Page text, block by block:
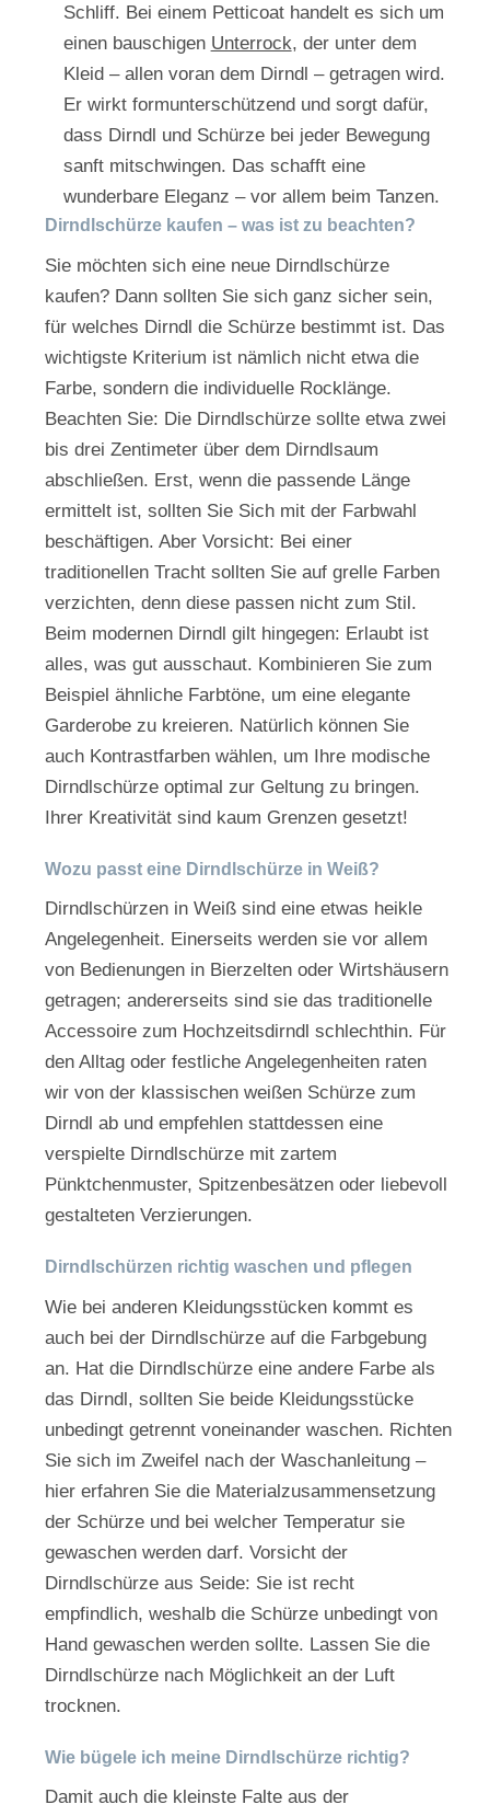
Schliff. Bei einem Petticoat handelt es sich um
einen bauschigen Unterrock, der unter dem
Kleid – allen voran dem Dirndl – getragen wird.
Er wirkt formunterschützend und sorgt dafür,
dass Dirndl und Schürze bei jeder Bewegung
sanft mitschwingen. Das schafft eine
wunderbare Eleganz – vor allem beim Tanzen.
Dirndlschürze kaufen – was ist zu beachten?
Sie möchten sich eine neue Dirndlschürze
kaufen? Dann sollten Sie sich ganz sicher sein,
für welches Dirndl die Schürze bestimmt ist. Das
wichtigste Kriterium ist nämlich nicht etwa die
Farbe, sondern die individuelle Rocklänge.
Beachten Sie: Die Dirndlschürze sollte etwa zwei
bis drei Zentimeter über dem Dirndlsaum
abschließen. Erst, wenn die passende Länge
ermittelt ist, sollten Sie Sich mit der Farbwahl
beschäftigen. Aber Vorsicht: Bei einer
traditionellen Tracht sollten Sie auf grelle Farben
verzichten, denn diese passen nicht zum Stil.
Beim modernen Dirndl gilt hingegen: Erlaubt ist
alles, was gut ausschaut. Kombinieren Sie zum
Beispiel ähnliche Farbtöne, um eine elegante
Garderobe zu kreieren. Natürlich können Sie
auch Kontrastfarben wählen, um Ihre modische
Dirndlschürze optimal zur Geltung zu bringen.
Ihrer Kreativität sind kaum Grenzen gesetzt!
Wozu passt eine Dirndlschürze in Weiß?
Dirndlschürzen in Weiß sind eine etwas heikle
Angelegenheit. Einerseits werden sie vor allem
von Bedienungen in Bierzelten oder Wirtshäusern
getragen; andererseits sind sie das traditionelle
Accessoire zum Hochzeitsdirndl schlechthin. Für
den Alltag oder festliche Angelegenheiten raten
wir von der klassischen weißen Schürze zum
Dirndl ab und empfehlen stattdessen eine
verspielte Dirndlschürze mit zartem
Pünktchenmuster, Spitzenbesätzen oder liebevoll
gestalteten Verzierungen.
Dirndlschürzen richtig waschen und pflegen
Wie bei anderen Kleidungsstücken kommt es
auch bei der Dirndlschürze auf die Farbgebung
an. Hat die Dirndlschürze eine andere Farbe als
das Dirndl, sollten Sie beide Kleidungsstücke
unbedingt getrennt voneinander waschen. Richten
Sie sich im Zweifel nach der Waschanleitung –
hier erfahren Sie die Materialzusammensetzung
der Schürze und bei welcher Temperatur sie
gewaschen werden darf. Vorsicht der
Dirndlschürze aus Seide: Sie ist recht
empfindlich, weshalb die Schürze unbedingt von
Hand gewaschen werden sollte. Lassen Sie die
Dirndlschürze nach Möglichkeit an der Luft
trocknen.
Wie bügele ich meine Dirndlschürze richtig?
Damit auch die kleinste Falte aus der